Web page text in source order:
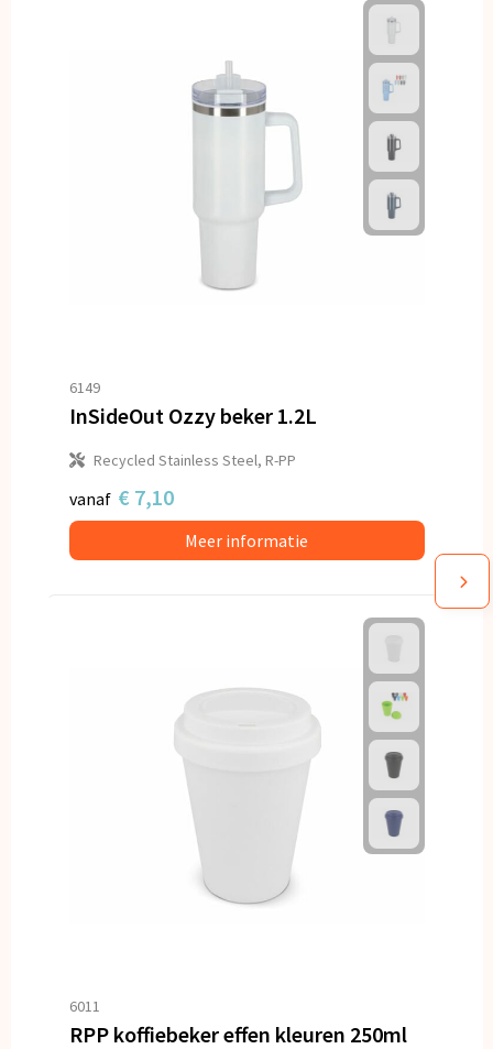
6149
InSideOut Ozzy beker 1.2L
Recycled Stainless Steel, R-PP
vanaf € 7,10
Meer informatie
6011
RPP koffiebeker effen kleuren 250ml